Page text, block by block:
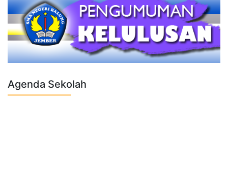
Agenda Sekolah